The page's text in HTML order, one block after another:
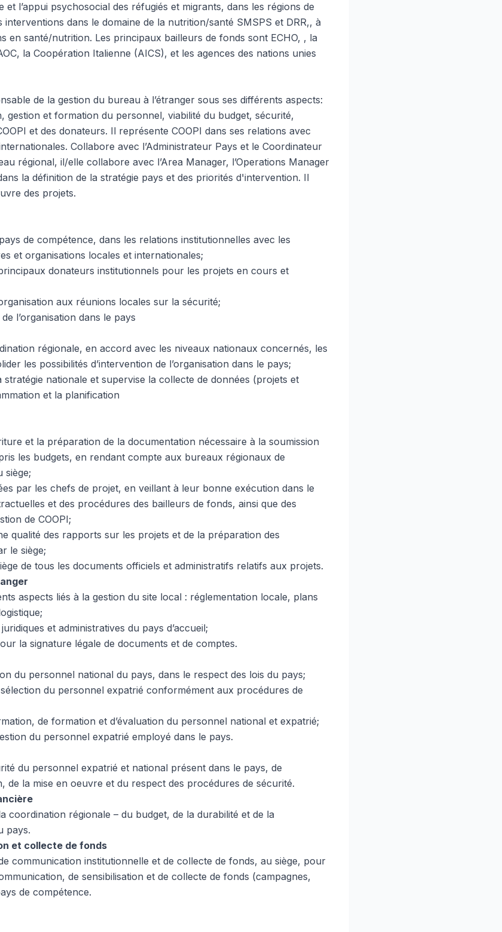
et l’appui psychosocial des réfugiés et migrants, dans les régions de
dans le domaine de la nutrition/santé SMSPS et DRR,, à
en santé/nutrition. Les principaux bailleurs de fonds sont ECHO, , la
la Coopération Italienne (AICS), et les agences des nations unies
de la gestion du bureau à l’étranger sous ses différents aspects:
gestion et formation du personnel, viabilité du budget, sécurité,
et des donateurs. Il représente COOPI dans ses relations avec
Collabore avec l’Administrateur Pays et le Coordinateur
régional, il/elle collabore avec l’Area Manager, l’Operations Manager
la définition de la stratégie pays et des priorités d'intervention. Il
des projets.
de compétence, dans les relations institutionnelles avec les
et organisations locales et internationales;
donateurs institutionnels pour les projets en cours et
aux réunions locales sur la sécurité;
l’organisation dans le pays
régionale, en accord avec les niveaux nationaux concernés, les
les possibilités d’intervention de l’organisation dans le pays;
stratégie nationale et supervise la collecte de données (projets et
et la planification
et la préparation de la documentation nécessaire à la soumission
les budgets, en rendant compte aux bureaux régionaux de
siège;
par les chefs de projet, en veillant à leur bonne exécution dans le
et des procédures des bailleurs de fonds, ainsi que des
de COOPI;
qualité des rapports sur les projets et de la préparation des
le siège;
de tous les documents officiels et administratifs relatifs aux projets.
aspects liés à la gestion du site local : réglementation locale, plans
et administratives du pays d’accueil;
la signature légale de documents et de comptes.
du personnel national du pays, dans le respect des lois du pays;
du personnel expatrié conformément aux procédures de
de formation et d’évaluation du personnel national et expatrié;
du personnel expatrié employé dans le pays.
du personnel expatrié et national présent dans le pays, de
de la mise en oeuvre et du respect des procédures de sécurité.
coordination régionale – du budget, de la durabilité et de la
pays.
et collecte de fonds
communication institutionnelle et de collecte de fonds, au siège, pour
de sensibilisation et de collecte de fonds (campagnes,
de compétence.